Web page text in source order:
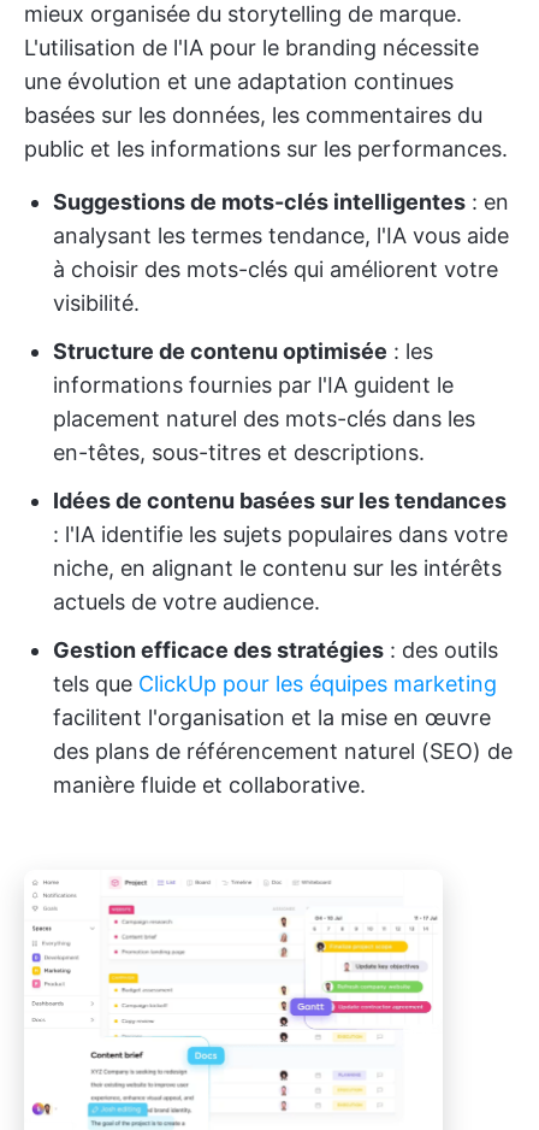
mieux organisée du storytelling de marque.
L'utilisation de l'IA pour le branding nécessite
une évolution et une adaptation continues
basées sur les données, les commentaires du
public et les informations sur les performances.
Suggestions de mots-clés intelligentes : en
analysant les termes tendance, l'IA vous aide
à choisir des mots-clés qui améliorent votre
visibilité.
Structure de contenu optimisée : les
informations fournies par l'IA guident le
placement naturel des mots-clés dans les
en-têtes, sous-titres et descriptions.
Idées de contenu basées sur les tendances
: l'IA identifie les sujets populaires dans votre
niche, en alignant le contenu sur les intérêts
actuels de votre audience.
Gestion efficace des stratégies : des outils
tels que ClickUp pour les équipes marketing
facilitent l'organisation et la mise en œuvre
des plans de référencement naturel (SEO) de
manière fluide et collaborative.